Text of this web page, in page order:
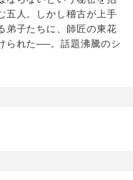
五人。しかし稽古が上手
弟子たちに、師匠の東花
られた──。話題沸騰のシ